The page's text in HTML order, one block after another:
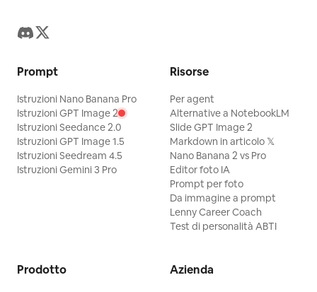
Prompt
Istruzioni Nano Banana Pro
Istruzioni GPT Image 2
Istruzioni Seedance 2.0
Istruzioni GPT Image 1.5
Istruzioni Seedream 4.5
Istruzioni Gemini 3 Pro
Risorse
Per agent
Alternative a NotebookLM
Slide GPT Image 2
Markdown in articolo 𝕏
Nano Banana 2 vs Pro
Editor foto IA
Prompt per foto
Da immagine a prompt
Lenny Career Coach
Test di personalità ABTI
Prodotto Azienda